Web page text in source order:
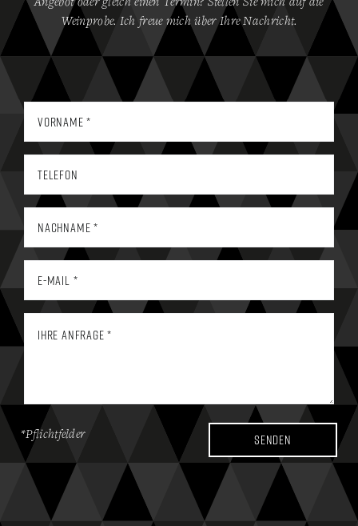
Weinprobe. Ich freue mich über Ihre Nachricht.
*Pflichtfelder Senden